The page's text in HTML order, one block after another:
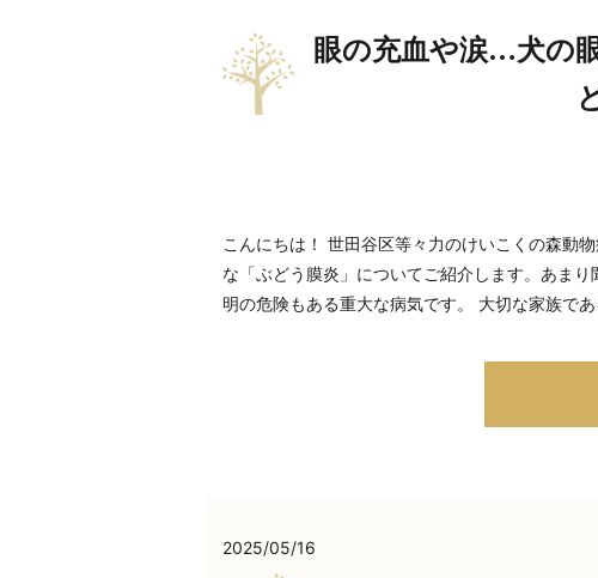
眼の充血や涙…犬の
こんにちは！ 世田谷区等々力のけいこくの森動
な「ぶどう膜炎」についてご紹介します。あま
明の危険もある重大な病気です。 大切な家族で
2025/05/16